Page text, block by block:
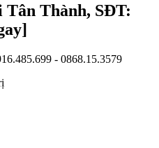
Tân Thành, SĐT:
- 0868.15.3579